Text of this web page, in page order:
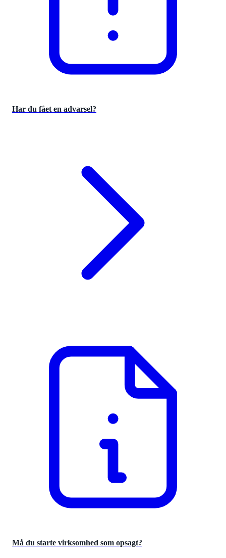
Har du fået en advarsel?
Må du starte virksomhed som opsagt?